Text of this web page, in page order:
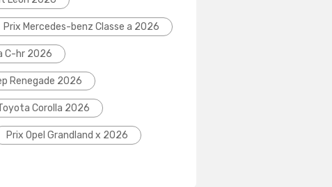
Prix Mercedes-benz Classe a 2026
C-hr 2026
Renegade 2026
Corolla 2026
Prix Opel Grandland x 2026